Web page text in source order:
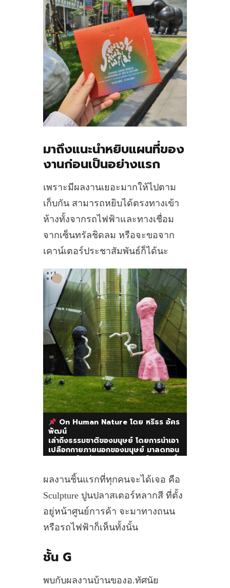
มาถึงแนะนำหยิบแผนที่ของ
งานก่อนเป็นอย่างแรก
เพราะมีผลงานเยอะมากให้ไปตาม
เก็บกัน สามารถหยิบได้ตรงทางเข้า
ห้างทั้งจากรถไฟฟ้าและทางเชื่อม
จากเซ็นทรัลชิดลม หรือจะขอจาก
เคาน์เตอร์ประชาสัมพันธ์ก็ได้นะ
On Human Nature โดย หริธร อัคร
พัฒน์
เล่าถึงธรรมชาติของมนุษย์ โดยการนำเอา
เปลือกกายภายนอกของมนุษย์ มาลดทอน
ลงจนเหลือเพียงนามธรรม ฟอร์มดิบๆ สื่อ
น่ากลัว
ผลงานชิ้นแรกที่ทุกคนจะได้เจอ คือ
Sculpture ปูนปลาสเตอร์หลากสี ที่ตั้ง
อยู่หน้าศูนย์การค้า จะมาทางถนน
หรือรถไฟฟ้าก็เห็นทั้งนั้น
ชั้น G
พบกับผลงานบ้านของอ.ทัศนัย